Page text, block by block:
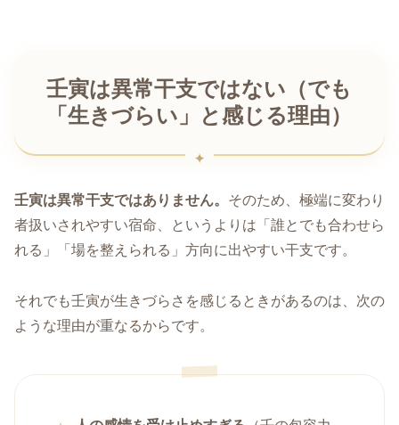
壬寅は異常干支ではない（でも
「生きづらい」と感じる理由）
壬寅は異常干支ではありません。 そのため、極端に変わり
者扱いされやすい宿命、というよりは「誰とでも合わせら
れる」「場を整えられる」方向に出やすい干支です。
それでも壬寅が生きづらさを感じるときがあるのは、次の
ような理由が重なるからです。